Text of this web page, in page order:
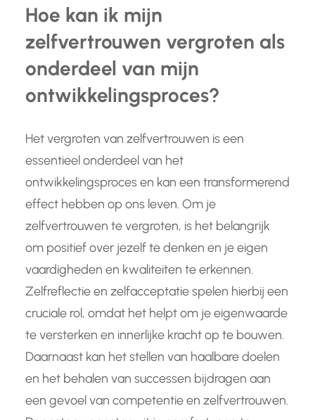
Hoe kan ik mijn
zelfvertrouwen vergroten als
onderdeel van mijn
ontwikkelingsproces?
Het vergroten van zelfvertrouwen is een
essentieel onderdeel van het
ontwikkelingsproces en kan een transformerend
effect hebben op ons leven. Om je
zelfvertrouwen te vergroten, is het belangrijk
om positief over jezelf te denken en je eigen
vaardigheden en kwaliteiten te erkennen.
Zelfreflectie en zelfacceptatie spelen hierbij een
cruciale rol, omdat het helpt om je eigenwaarde
te versterken en innerlijke kracht op te bouwen.
Daarnaast kan het stellen van haalbare doelen
en het behalen van successen bijdragen aan
een gevoel van competentie en zelfvertrouwen.